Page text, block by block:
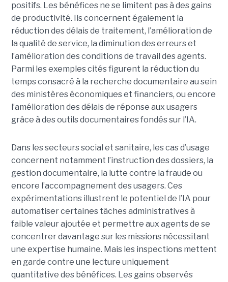
positifs. Les bénéfices ne se limitent pas à des gains
de productivité. Ils concernent également la
réduction des délais de traitement, l’amélioration de
la qualité de service, la diminution des erreurs et
l’amélioration des conditions de travail des agents.
Parmi les exemples cités figurent la réduction du
temps consacré à la recherche documentaire au sein
des ministères économiques et financiers, ou encore
l’amélioration des délais de réponse aux usagers
grâce à des outils documentaires fondés sur l’IA.
Dans les secteurs social et sanitaire, les cas d’usage
concernent notamment l’instruction des dossiers, la
gestion documentaire, la lutte contre la fraude ou
encore l’accompagnement des usagers. Ces
expérimentations illustrent le potentiel de l’IA pour
automatiser certaines tâches administratives à
faible valeur ajoutée et permettre aux agents de se
concentrer davantage sur les missions nécessitant
une expertise humaine. Mais les inspections mettent
en garde contre une lecture uniquement
quantitative des bénéfices. Les gains observés